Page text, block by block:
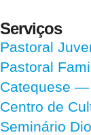
Serviços
Pastoral
Pastoral
Catequese —
Centro de
Seminário